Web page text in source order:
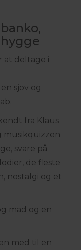
at deltage i
sjov og
fra Klaus
musikquizzen
svare på
de fleste
nostalgi og et
mad og en
med til en